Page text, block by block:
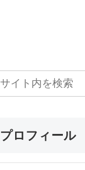
プロフィール